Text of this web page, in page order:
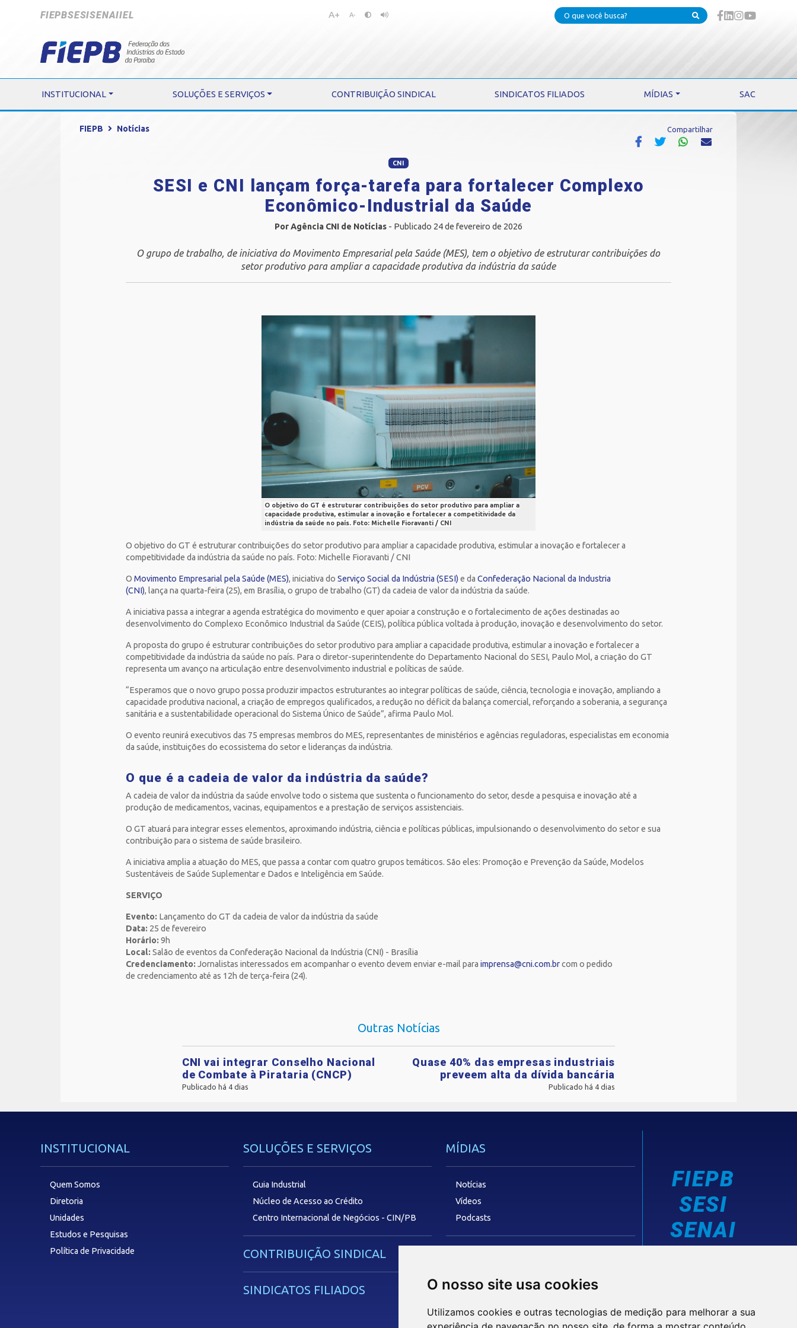
O nosso site usa cookies
Utilizamos cookies e outras tecnologias de medição para melhorar a sua
FIEPBSESISENAIIEL
Pular
Pular
A+ A-
INSTITUCIONAL SOLUÇÕES E SERVIÇOS CONTRIBUIÇÃO SINDICAL SINDICATOS FILIADOS MÍDIAS SAC
FIEPB Notícias Compartilhar
CNI
SESI e CNI lançam força-tarefa para fortalecer Complexo
Econômico-Industrial da Saúde
Por Agência CNI de Notícias- Publicado 24 de fevereiro de 2026
O grupo de trabalho, de iniciativa do Movimento Empresarial pela Saúde (MES), tem o objetivo de estruturar contribuições do
setor produtivo para ampliar a capacidade produtiva da indústria da saúde
O objetivo do GT é estruturar contribuições do setor produtivo para ampliar a
capacidade produtiva, estimular a inovação e fortalecer a competitividade da
indústria da saúde no país. Foto: Michelle Fioravanti / CNI
O objetivo do GT é estruturar contribuições do setor produtivo para ampliar a capacidade produtiva, estimular a inovação e fortalecer a
competitividade da indústria da saúde no país. Foto: Michelle Fioravanti / CNI
OMovimento Empresarial pela Saúde (MES), iniciativa doServiço Social da Indústria (SESI) e daConfederação Nacional da Industria
(CNI), lança na quarta-feira (25), em Brasília, o grupo de trabalho (GT) da cadeia de valor da indústria da saúde.
A iniciativa passa a integrar a agenda estratégica do movimento e quer apoiar a construção e o fortalecimento de ações destinadas ao
desenvolvimento do Complexo Econômico Industrial da Saúde (CEIS), política pública voltada à produção, inovação e desenvolvimento do setor.
A proposta do grupo é estruturar contribuições do setor produtivo para ampliar a capacidade produtiva, estimular a inovação e fortalecer a
competitividade da indústria da saúde no país. Para o diretor-superintendente do Departamento Nacional do SESI, Paulo Mol, a criação do GT
representa um avanço na articulação entre desenvolvimento industrial e políticas de saúde.
“Esperamos que o novo grupo possa produzir impactos estruturantes ao integrar políticas de saúde, ciência, tecnologia e inovação, ampliando a
capacidade produtiva nacional, a criação de empregos qualificados, a redução no déficit da balança comercial, reforçando a soberania, a segurança
sanitária e a sustentabilidade operacional do Sistema Único de Saúde”, afirma Paulo Mol.
O evento reunirá executivos das 75 empresas membros do MES, representantes de ministérios e agências reguladoras, especialistas em economia
da saúde, instituições do ecossistema do setor e lideranças da indústria.
O que é a cadeia de valor da indústria da saúde?
A cadeia de valor da indústria da saúde envolve todo o sistema que sustenta o funcionamento do setor, desde a pesquisa e inovação até a
produção de medicamentos, vacinas, equipamentos e a prestação de serviços assistenciais.
O GT atuará para integrar esses elementos, aproximando indústria, ciência e políticas públicas, impulsionando o desenvolvimento do setor e sua
contribuição para o sistema de saúde brasileiro.
A iniciativa amplia a atuação do MES, que passa a contar com quatro grupos temáticos. São eles: Promoção e Prevenção da Saúde, Modelos
Sustentáveis de Saúde Suplementar e Dados e Inteligência em Saúde.
SERVIÇO
Evento: Lançamento do GT da cadeia de valor da indústria da saúde
Data: 25 de fevereiro
Horário: 9h
Local: Salão de eventos da Confederação Nacional da Indústria (CNI) - Brasília
Credenciamento:Jornalistas interessados em acompanhar o evento devem enviar e-mail paraimprensa@cni.com.brcom o pedido
de credenciamento até as 12h de terça-feira (24).
Outras Notícias
CNI vai integrar Conselho Nacional
de Combate à Pirataria (CNCP)
Publicado há 4 dias
Quase 40% das empresas industriais
preveem alta da dívida bancária
Publicado há 4 dias
INSTITUCIONAL
Quem Somos
Diretoria
Unidades
Estudos e Pesquisas
Política de Privacidade
SOLUÇÕES E SERVIÇOS
Guia Industrial
Núcleo de Acesso ao Crédito
Centro Internacional de Negócios - CIN/PB
CONTRIBUIÇÃO SINDICAL
SINDICATOS FILIADOS
MÍDIAS
Notícias
Vídeos
Podcasts
FIEPB
SESI
SENAI